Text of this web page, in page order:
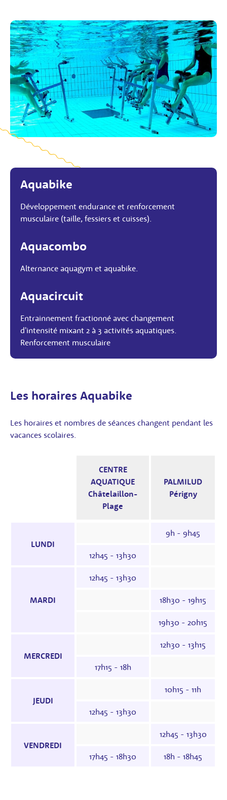
Aquabike
Développement endurance et renforcement
musculaire (taille, fessiers et cuisses).
Aquacombo
Alternance aquagym et aquabike.
Aquacircuit
Entrainnement fractionné avec changement
d'intensité mixant 2 à 3 activités aquatiques.
Renforcement musculaire
Les horaires Aquabike
Les horaires et nombres de séances changent pendant les
vacances scolaires.
Horaires des séances : le tableau indique
CENTRE
AQUATIQUE
Châtelaillon-
Plage
PALMILUD
Périgny
LUNDI
9h - 9h45
12h45 - 13h30
MARDI
12h45 - 13h30
18h30 - 19h15
19h30 - 20h15
MERCREDI
12h30 - 13h15
17h15 - 18h
JEUDI
10h15 - 11h
12h45 - 13h30
VENDREDI
12h45 - 13h30
17h45 - 18h30 18h - 18h45